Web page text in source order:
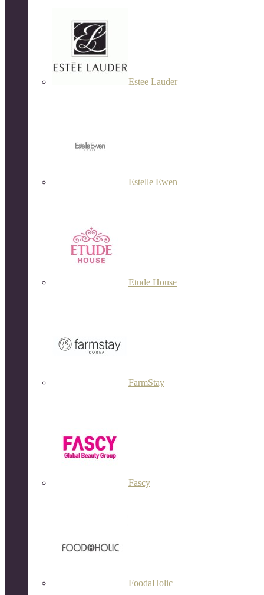
Estee Lauder
Estelle Ewen
Etude House
FarmStay
Fascy
FoodaHolic